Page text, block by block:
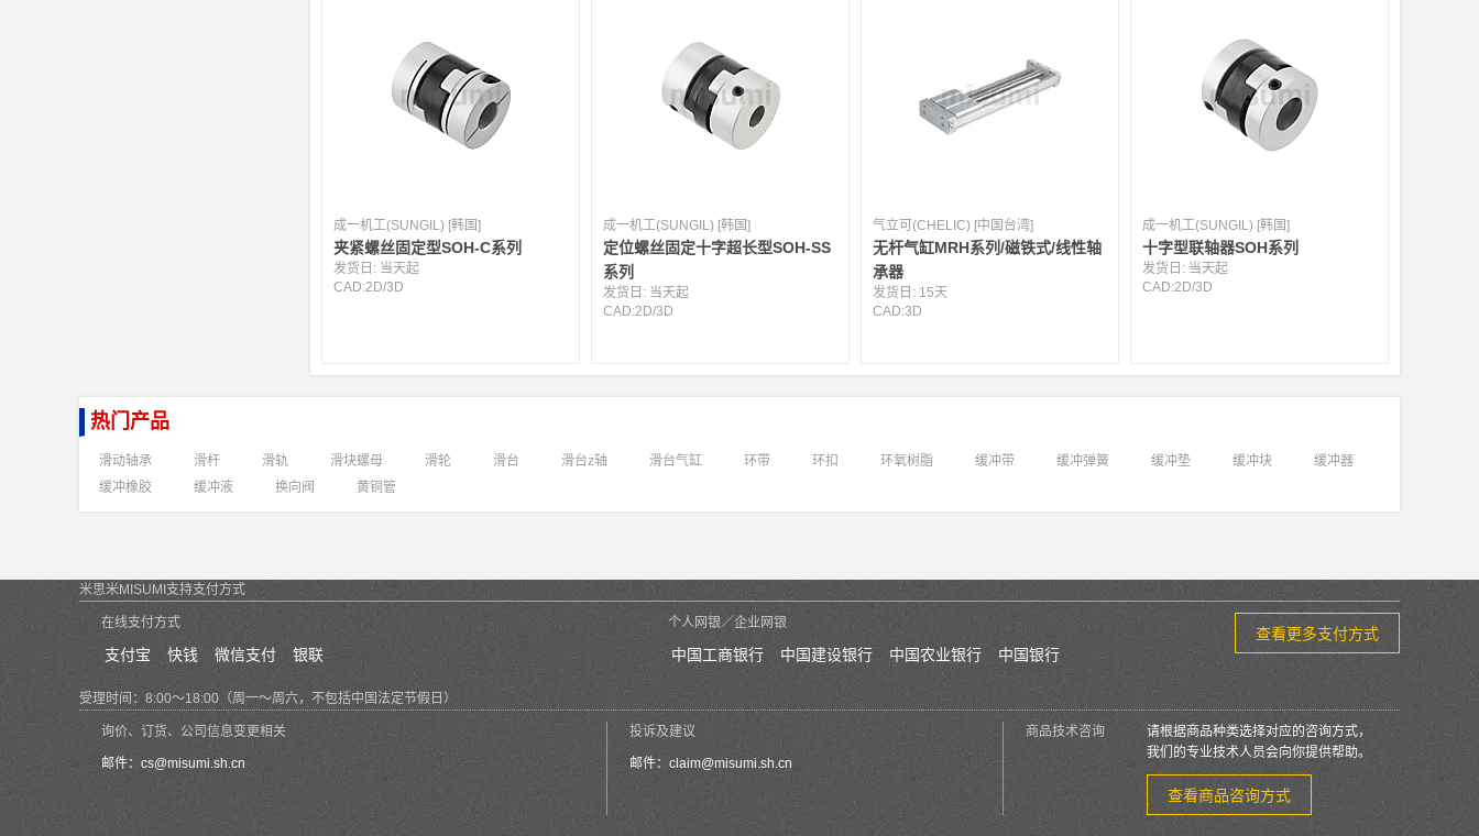
成一机工(SUNGIL) [韩国]
夹紧螺丝固定型SOH-C系列
发货日: 当天起
CAD:2D/3D
成一机工(SUNGIL) [韩国]
定位螺丝固定十字超长型SOH-SS
系列
发货日: 当天起
CAD:2D/3D
气立可(CHELIC) [中国台湾]
无杆气缸MRH系列/磁铁式/线性轴
承器
发货日: 15天
CAD:3D
成一机工(SUNGIL) [韩国]
十字型联轴器SOH系列
发货日: 当天起
CAD:2D/3D
热门产品
滑动轴承 滑杆 滑轨 滑块螺母 滑轮 滑台 滑台z轴 滑台气缸 环带 环扣 环氧树脂 缓冲带 缓冲弹簧 缓冲垫 缓冲块
缓冲器
缓冲橡胶
缓冲液 换向阀 黄铜管
米思米MISUMI支持支付方式
在线支付方式
支付宝 快钱 微信支付 银联
个人网银／企业网银
中国工商银行 中国建设银行 中国农业银行 中国银行
查看更多支付方式
受理时间：8:00～18:00（周一～周六，不包括中国法定节假日）
询价、订货、公司信息变更相关
邮件： cs@misumi.sh.cn
投诉及建议
邮件： claim@misumi.sh.cn
商品技术咨询
请根据商品种类选择对应的咨询方式，
我们的专业技术人员会向你提供帮助。
查看商品咨询方式